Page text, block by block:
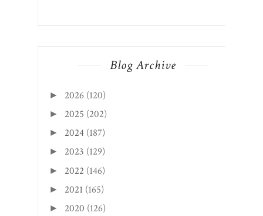
Blog Archive
► 2026 (120)
► 2025 (202)
► 2024 (187)
► 2023 (129)
► 2022 (146)
► 2021 (165)
► 2020 (126)